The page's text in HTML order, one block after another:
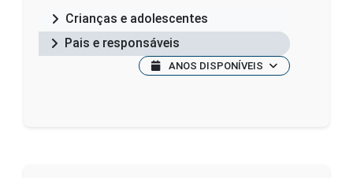
Crianças e adolescentes
Pais e responsáveis
ANOS DISPONÍVEIS